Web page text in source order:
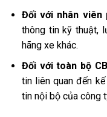
Đối với nhân viên
thông tin kỹ thuật,
hãng xe khác.
Đối với toàn bộ
tin liên quan đến
tin nội bộ của công